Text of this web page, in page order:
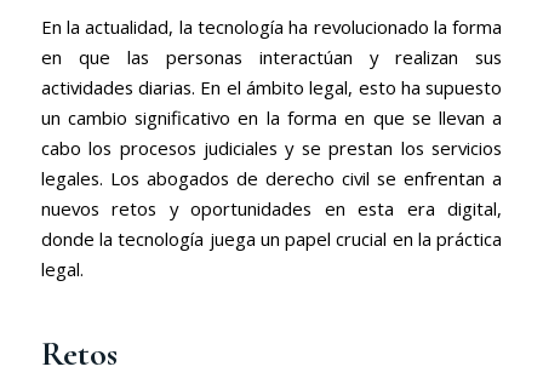
En la actualidad, la tecnología ha revolucionado la forma
en que las personas interactúan y realizan sus
actividades diarias. En el ámbito legal, esto ha supuesto
un cambio significativo en la forma en que se llevan a
cabo los procesos judiciales y se prestan los servicios
legales. Los abogados de derecho civil se enfrentan a
nuevos retos y oportunidades en esta era digital,
donde la tecnología juega un papel crucial en la práctica
legal.
Retos